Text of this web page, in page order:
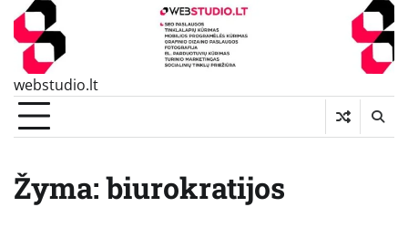
webstudio.lt
Žyma:biurokratijos